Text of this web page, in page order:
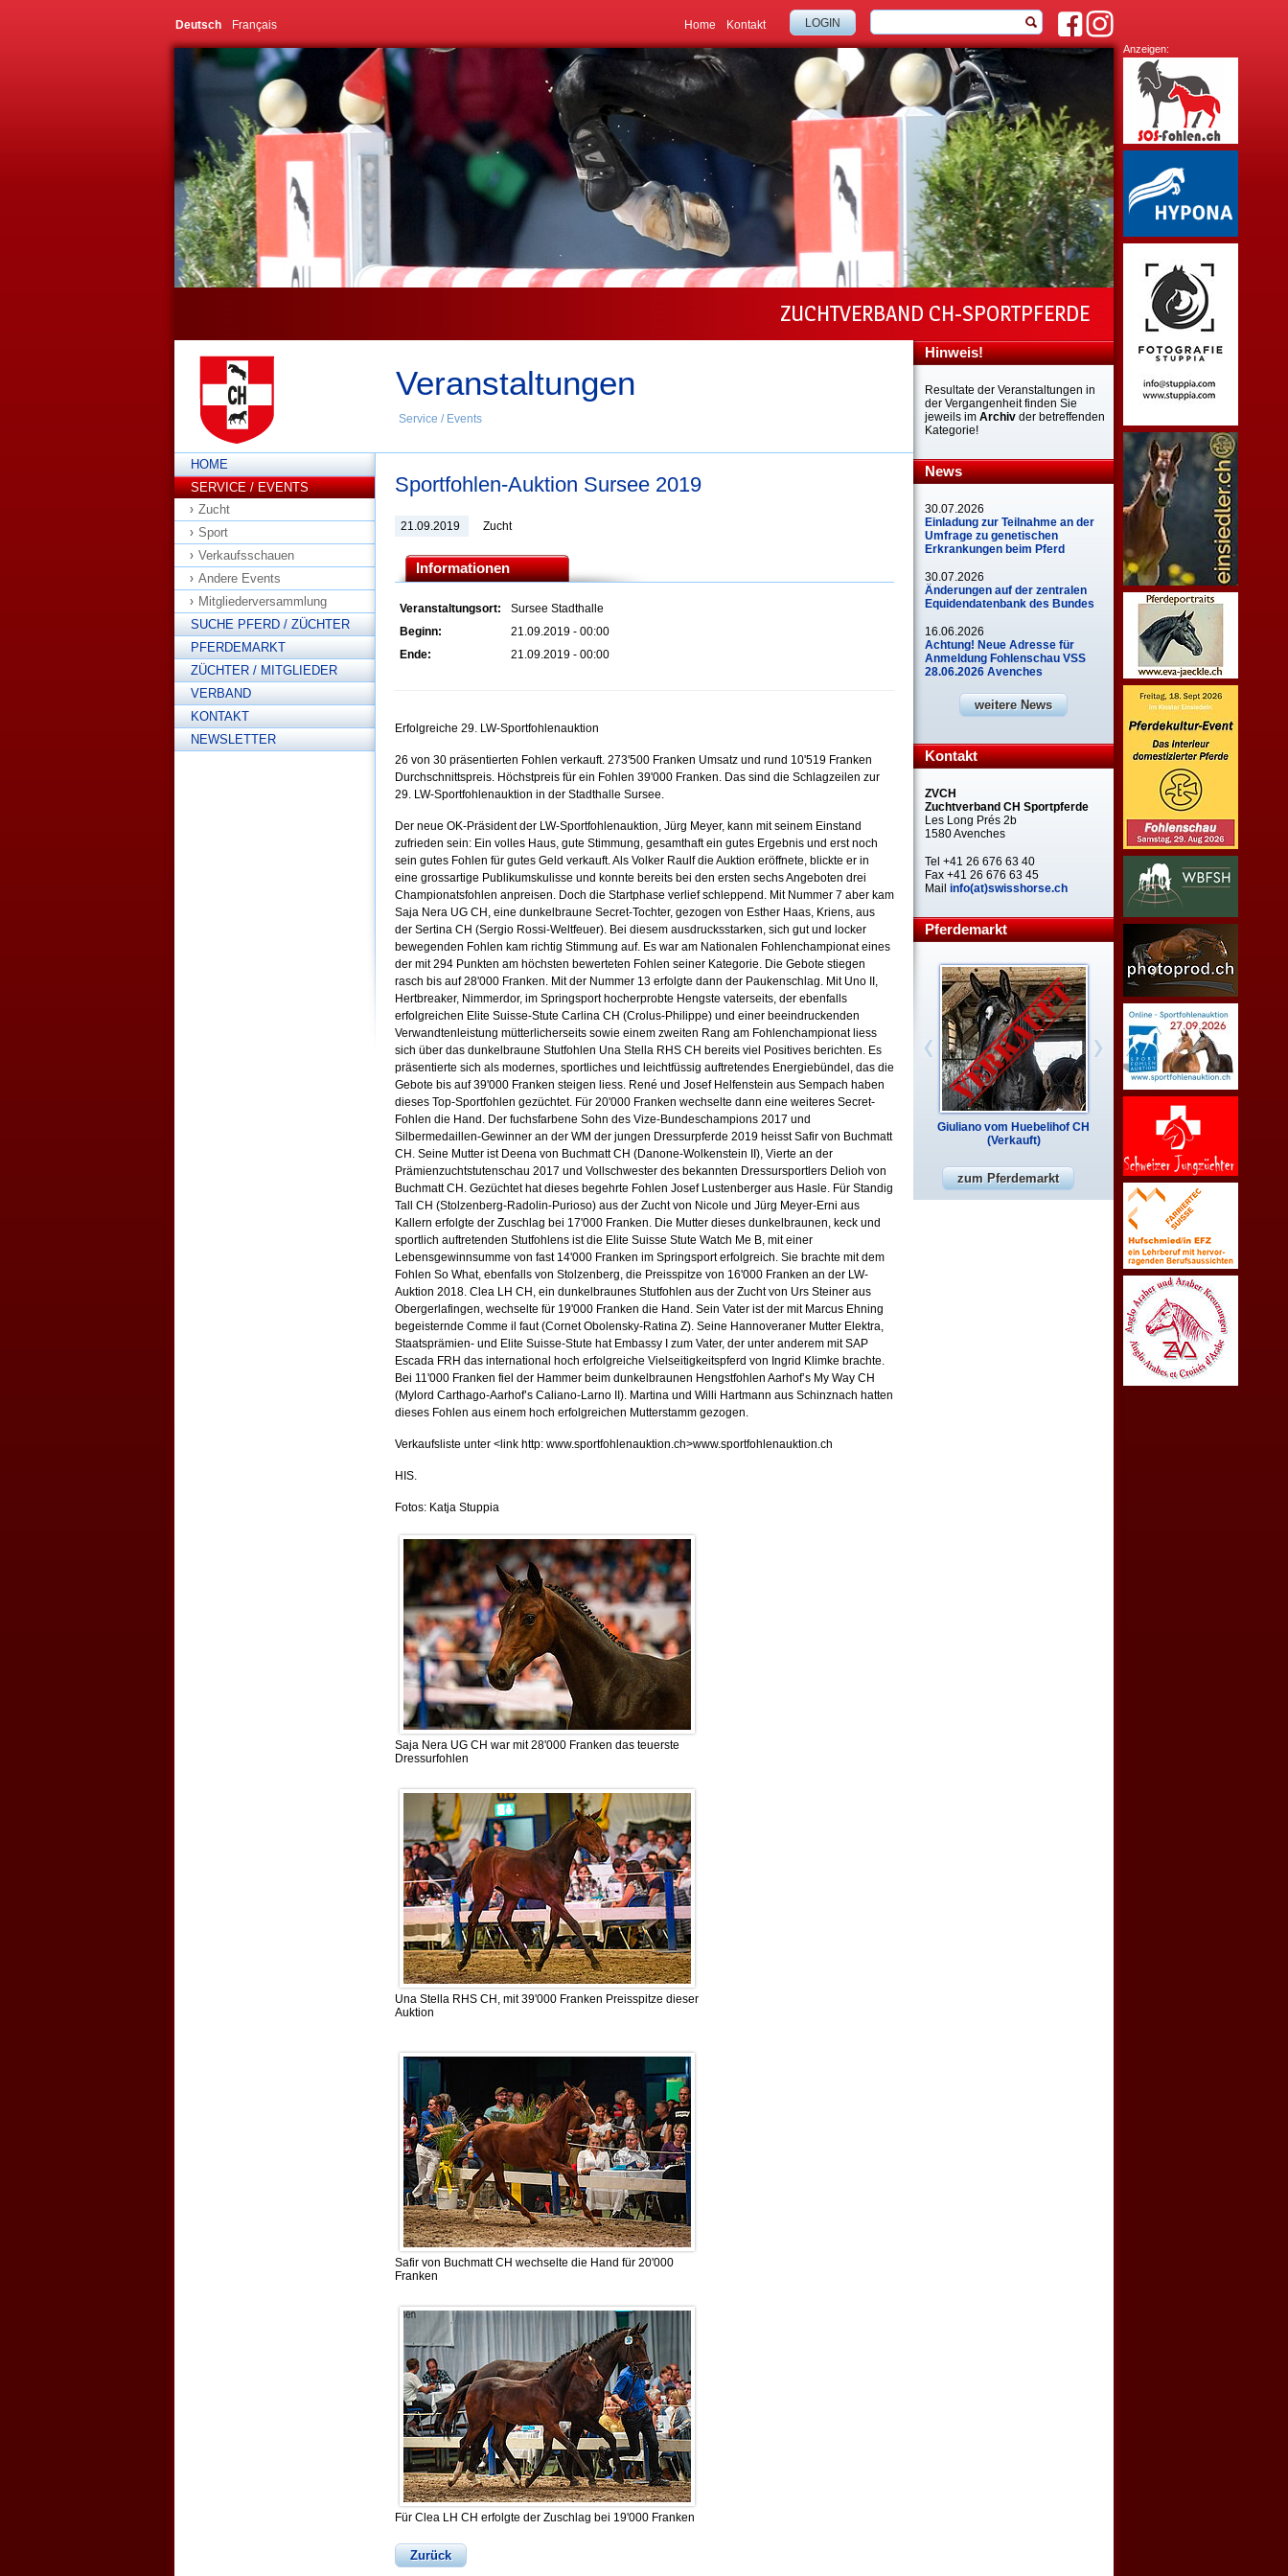
Deutsch Français LOGIN
Home Kontakt
ZUCHTVERBAND CH-SPORTPFERDE
Veranstaltungen
Service / Events
HOME
SERVICE / EVENTS
Zucht
Sport
Verkaufsschauen
Andere Events
Mitgliederversammlung
SUCHE PFERD / ZÜCHTER
PFERDEMARKT
ZÜCHTER / MITGLIEDER
VERBAND
KONTAKT
NEWSLETTER
Sportfohlen-Auktion Sursee 2019
21.09.2019 Zucht
Informationen
Veranstaltungsort:
Sursee Stadthalle
Beginn:
21.09.2019 - 00:00
Ende:
21.09.2019 - 00:00
Erfolgreiche 29. LW-Sportfohlenauktion
26 von 30 präsentierten Fohlen verkauft. 273'500 Franken Umsatz und rund 10'519 Franken
Durchschnittspreis. Höchstpreis für ein Fohlen 39'000 Franken. Das sind die Schlagzeilen zur
29. LW-Sportfohlenauktion in der Stadthalle Sursee.
Der neue OK-Präsident der LW-Sportfohlenauktion, Jürg Meyer, kann mit seinem Einstand
zufrieden sein: Ein volles Haus, gute Stimmung, gesamthaft ein gutes Ergebnis und erst noch
sein gutes Fohlen für gutes Geld verkauft. Als Volker Raulf die Auktion eröffnete, blickte er in
eine grossartige Publikumskulisse und konnte bereits bei den ersten sechs Angeboten drei
Championatsfohlen anpreisen. Doch die Startphase verlief schleppend. Mit Nummer 7 aber kam
Saja Nera UG CH, eine dunkelbraune Secret-Tochter, gezogen von Esther Haas, Kriens, aus
der Sertina CH (Sergio Rossi-Weltfeuer). Bei diesem ausdrucksstarken, sich gut und locker
bewegenden Fohlen kam richtig Stimmung auf. Es war am Nationalen Fohlenchampionat eines
der mit 294 Punkten am höchsten bewerteten Fohlen seiner Kategorie. Die Gebote stiegen
rasch bis auf 28'000 Franken. Mit der Nummer 13 erfolgte dann der Paukenschlag. Mit Uno II,
Hertbreaker, Nimmerdor, im Springsport hocherprobte Hengste vaterseits, der ebenfalls
erfolgreichen Elite Suisse-Stute Carlina CH (Crolus-Philippe) und einer beeindruckenden
Verwandtenleistung mütterlicherseits sowie einem zweiten Rang am Fohlenchampionat liess
sich über das dunkelbraune Stutfohlen Una Stella RHS CH bereits viel Positives berichten. Es
präsentierte sich als modernes, sportliches und leichtfüssig auftretendes Energiebündel, das die
Gebote bis auf 39'000 Franken steigen liess. René und Josef Helfenstein aus Sempach haben
dieses Top-Sportfohlen gezüchtet. Für 20'000 Franken wechselte dann eine weiteres Secret-
Fohlen die Hand. Der fuchsfarbene Sohn des Vize-Bundeschampions 2017 und
Silbermedaillen-Gewinner an der WM der jungen Dressurpferde 2019 heisst Safir von Buchmatt
CH. Seine Mutter ist Deena von Buchmatt CH (Danone-Wolkenstein II), Vierte an der
Prämienzuchtstutenschau 2017 und Vollschwester des bekannten Dressursportlers Delioh von
Buchmatt CH. Gezüchtet hat dieses begehrte Fohlen Josef Lustenberger aus Hasle. Für Standig
Tall CH (Stolzenberg-Radolin-Purioso) aus der Zucht von Nicole und Jürg Meyer-Erni aus
Kallern erfolgte der Zuschlag bei 17'000 Franken. Die Mutter dieses dunkelbraunen, keck und
sportlich auftretenden Stutfohlens ist die Elite Suisse Stute Watch Me B, mit einer
Lebensgewinnsumme von fast 14'000 Franken im Springsport erfolgreich. Sie brachte mit dem
Fohlen So What, ebenfalls von Stolzenberg, die Preisspitze von 16'000 Franken an der LW-
Auktion 2018. Clea LH CH, ein dunkelbraunes Stutfohlen aus der Zucht von Urs Steiner aus
Obergerlafingen, wechselte für 19'000 Franken die Hand. Sein Vater ist der mit Marcus Ehning
begeisternde Comme il faut (Cornet Obolensky-Ratina Z). Seine Hannoveraner Mutter Elektra,
Staatsprämien- und Elite Suisse-Stute hat Embassy I zum Vater, der unter anderem mit SAP
Escada FRH das international hoch erfolgreiche Vielseitigkeitspferd von Ingrid Klimke brachte.
Bei 11'000 Franken fiel der Hammer beim dunkelbraunen Hengstfohlen Aarhof’s My Way CH
(Mylord Carthago-Aarhof’s Caliano-Larno II). Martina und Willi Hartmann aus Schinznach hatten
dieses Fohlen aus einem hoch erfolgreichen Mutterstamm gezogen.
Verkaufsliste unter <link http: www.sportfohlenauktion.ch>www.sportfohlenauktion.ch
HIS.
Fotos: Katja Stuppia
Saja Nera UG CH war mit 28'000 Franken das teuerste
Dressurfohlen
Una Stella RHS CH, mit 39'000 Franken Preisspitze dieser
Auktion
Safir von Buchmatt CH wechselte die Hand für 20'000
Franken
Für Clea LH CH erfolgte der Zuschlag bei 19'000 Franken
Zurück
Hinweis!
Resultate der Veranstaltungen in
der Vergangenheit finden Sie
jeweils im Archiv der betreffenden
Kategorie!
News
30.07.2026
Einladung zur Teilnahme an der
Umfrage zu genetischen
Erkrankungen beim Pferd
30.07.2026
Änderungen auf der zentralen
Equidendatenbank des Bundes
16.06.2026
Achtung! Neue Adresse für
Anmeldung Fohlenschau VSS
28.06.2026 Avenches
weitere News
Kontakt
ZVCH
Zuchtverband CH Sportpferde
Les Long Prés 2b
1580 Avenches
Tel +41 26 676 63 40
Fax +41 26 676 63 45
Mail info(at)swisshorse.ch
Pferdemarkt
Giuliano vom Huebelihof CH
(Verkauft)
Qualido von der Breiten CH
zum Pferdemarkt
Anzeigen: